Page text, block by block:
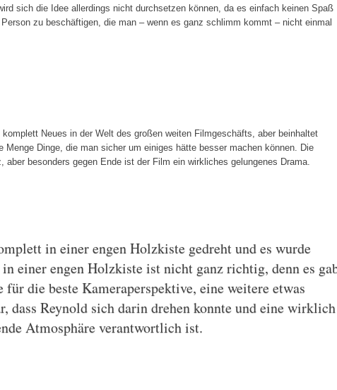
sich die Idee allerdings nicht durchsetzen können, da es einfach keinen Spaß
zu beschäftigen, die man – wenn es ganz schlimm kommt – nicht einmal
Neues in der Welt des großen weiten Filmgeschäfts, aber beinhaltet
Menge Dinge, die man sicher um einiges hätte besser machen können. Die
aber besonders gegen Ende ist der Film ein wirkliches gelungenes Drama.
in einer engen Holzkiste gedreht und es wurde
einer engen Holzkiste ist nicht ganz richtig, denn es
für die beste Kameraperspektive, eine weitere etwas
dass Reynold sich darin drehen konnte und eine wirklich
Atmosphäre verantwortlich ist.